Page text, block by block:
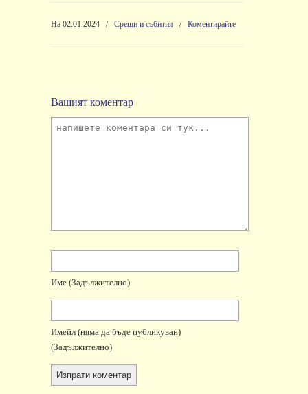
На 02.01.2024 / Срещи и събития / Коментирайте
Вашият коментар
Име (задължително)
Имейл (няма да бъде публикуван)
(задължително)